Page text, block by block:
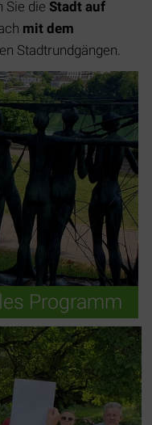
Sie die Stadt auf
mit dem
Stadtrundgängen.
Programm